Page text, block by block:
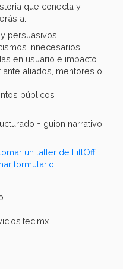
que conecta y
a:
persuasivos
innecesarios
en usuario e impacto
aliados, mentores o
públicos
+ guion narrativo
un taller de LiftOff
formulario